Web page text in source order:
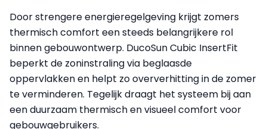
Door strengere energieregelgeving krijgt zomers
thermisch comfort een steeds belangrijkere rol
binnen gebouwontwerp. DucoSun Cubic InsertFit
beperkt de zoninstraling via beglaasde
oppervlakken en helpt zo oververhitting in de zomer
te verminderen. Tegelijk draagt het systeem bij aan
een duurzaam thermisch en visueel comfort voor
gebouwgebruikers.